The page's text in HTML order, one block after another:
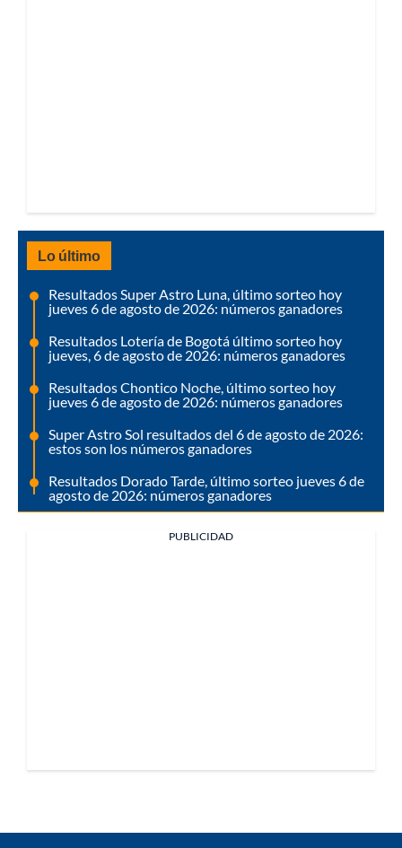
Lo último
Resultados Super Astro Luna, último sorteo hoy
jueves 6 de agosto de 2026: números ganadores
Resultados Lotería de Bogotá último sorteo hoy
jueves, 6 de agosto de 2026: números ganadores
Resultados Chontico Noche, último sorteo hoy
jueves 6 de agosto de 2026: números ganadores
Super Astro Sol resultados del 6 de agosto de 2026:
estos son los números ganadores
Resultados Dorado Tarde, último sorteo jueves 6 de
agosto de 2026: números ganadores
PUBLICIDAD